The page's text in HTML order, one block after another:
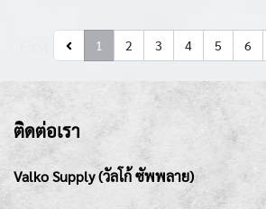
1 2 3 4 5 6
ติดต่อเรา
Valko Supply (วัลโก้ ซัพพลาย)